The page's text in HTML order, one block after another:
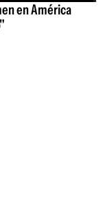
en América